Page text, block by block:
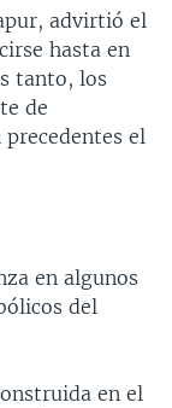
advirtió el
hasta en
tanto, los
de
el
en algunos
del
en el